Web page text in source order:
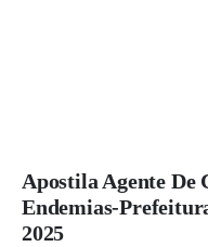
Apostila Agente De
Endemias-
2025